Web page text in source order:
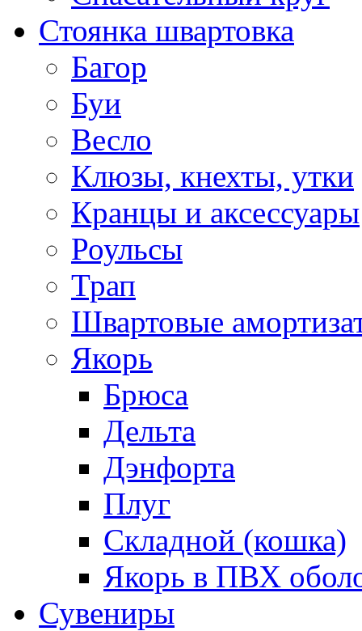
Стоянка швартовка
Багор
Буи
Весло
Клюзы, кнехты, утки
Кранцы и аксессуары
Роульсы
Трап
Швартовые
Якорь
Брюса
Дельта
Дэнфорта
Плуг
Складной (кошка)
Якорь в ПВХ
Сувениры